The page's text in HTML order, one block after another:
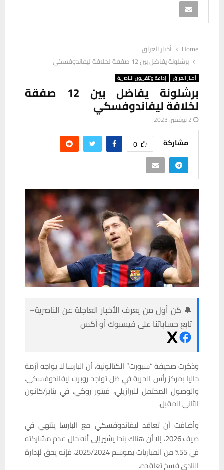
Home
أخبار العراق
برشلونة يفاضل بين 12 صفقة لخلافة ليفاندوفسكي
أخبار العراق إذاعة وتلفزيون الناصرية
برشلونة يفاضل بين 12 صفقة
لخلافة ليفاندوفسكي
2 نوفمبر، 2023
مشاركة 0
🔔 كن أول من يعرف الأخبار العاجلة عن الناصرية–
تابع حساباتنا على فيسبوك أو أكس
وذكرت صحيفة “سبورت” الكتالونية، أن البارسا لا يواجه أزمة
حاليا بمركز رأس الحربة في ظل تواجد روبرت ليفاندوفسكي،
والوصول المحتمل للبرازيلي، فيتور روكي، في يناير/كانون
الثاني المقبل.
وأضافت أن تعاقد ليفاندوفسكي مع البارسا ينتهي في
صيف 2026، إلا أن هناك بندا يشير إلى أنه حال عدم مشاركته
في 55% من المباريات بموسم 2025/2024، فإنه يحق لإدارة
النادي فسخ تعاقده.